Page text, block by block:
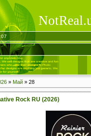
» Май » 28
Rock RU (2026)